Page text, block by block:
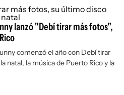
lanzó "Debí tirar más fotos",
comenzó el año con Debí tirar
natal, la música de Puerto Rico y la